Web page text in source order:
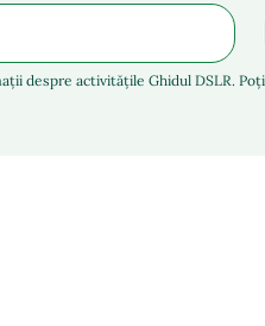
activitățile Ghidul DSLR.